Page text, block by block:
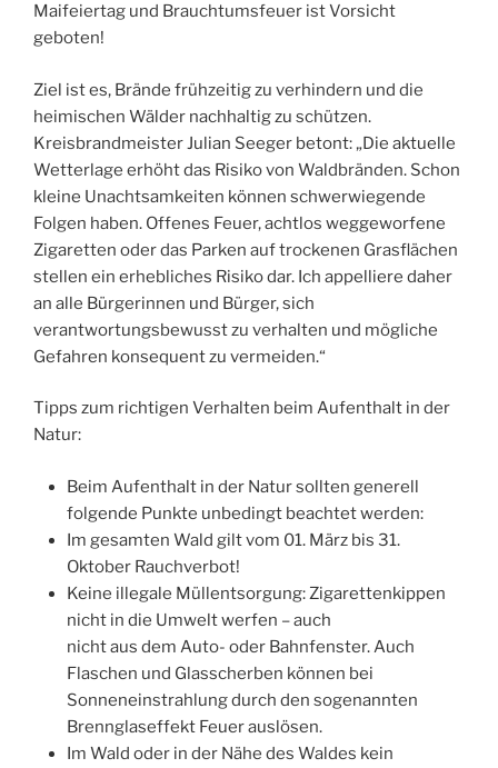
Maifeiertag und Brauchtumsfeuer ist Vorsicht
geboten!
Ziel ist es, Brände frühzeitig zu verhindern und die
heimischen Wälder nachhaltig zu schützen.
Kreisbrandmeister Julian Seeger betont: „Die aktuelle
Wetterlage erhöht das Risiko von Waldbränden. Schon
kleine Unachtsamkeiten können schwerwiegende
Folgen haben. Offenes Feuer, achtlos weggeworfene
Zigaretten oder das Parken auf trockenen Grasflächen
stellen ein erhebliches Risiko dar. Ich appelliere daher
an alle Bürgerinnen und Bürger, sich
verantwortungsbewusst zu verhalten und mögliche
Gefahren konsequent zu vermeiden.“
Tipps zum richtigen Verhalten beim Aufenthalt in der
Natur:
Beim Aufenthalt in der Natur sollten generell
folgende Punkte unbedingt beachtet werden:
Im gesamten Wald gilt vom 01. März bis 31.
Oktober Rauchverbot!
Keine illegale Müllentsorgung: Zigarettenkippen
nicht in die Umwelt werfen – auch
nicht aus dem Auto- oder Bahnfenster. Auch
Flaschen und Glasscherben können bei
Sonneneinstrahlung durch den sogenannten
Brennglaseffekt Feuer auslösen.
Im Wald oder in der Nähe des Waldes kein